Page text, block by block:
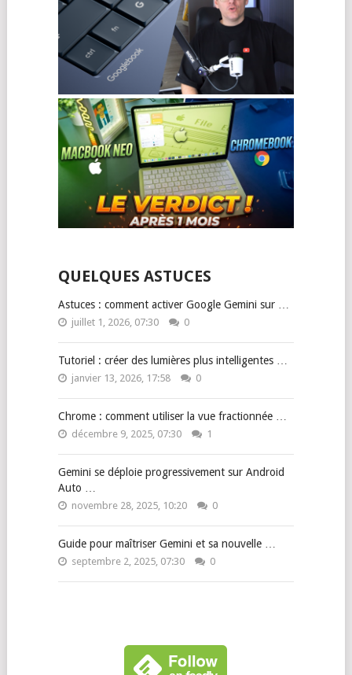
QUELQUES ASTUCES
Astuces : comment activer Google Gemini sur …
juillet 1, 2026, 07:30 0
Tutoriel : créer des lumières plus intelligentes …
janvier 13, 2026, 17:58 0
Chrome : comment utiliser la vue fractionnée …
décembre 9, 2025, 07:30 1
Gemini se déploie progressivement sur Android
Auto …
novembre 28, 2025, 10:20 0
Guide pour maîtriser Gemini et sa nouvelle …
septembre 2, 2025, 07:30 0